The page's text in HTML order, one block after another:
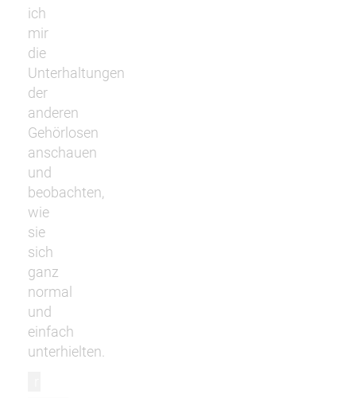
ich
mir
die
Unterhaltungen
der
anderen
Gehörlosen
anschauen
und
beobachten,
wie
sie
sich
ganz
normal
und
einfach
unterhielten.